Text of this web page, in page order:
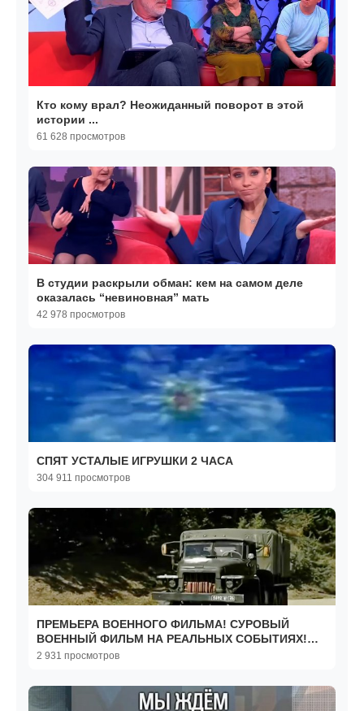
Кто кому врал? Неожиданный поворот в этой
истории ...
61 628 просмотров
В студии раскрыли обман: кем на самом деле
оказалась “невиновная” мать
42 978 просмотров
СПЯТ УСТАЛЫЕ ИГРУШКИ 2 ЧАСА
304 911 просмотров
ПРЕМЬЕРА ВОЕННОГО ФИЛЬМА! СУРОВЫЙ
ВОЕННЫЙ ФИЛЬМ НА РЕАЛЬНЫХ СОБЫТИЯХ!
"Мертвое Поле" БОЕВИКИ 2025
2 931 просмотров